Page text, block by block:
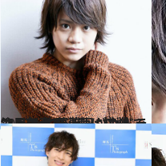
2018.1.12
“2.5次元”ミュージカルで注目！ 佐藤流司がTVドラマ＆舞台の連動に挑戦
カルチャー